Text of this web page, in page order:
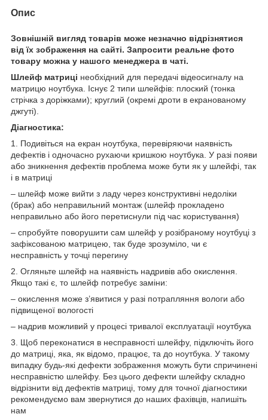
Опис
Зовнішній вигляд товарів може незначно відрізнятися
від їх зображення на сайті. Запросити реальне фото
товару можна у нашого менеджера в чаті.
Шлейф матриці необхідний для передачі відеосигналу на
матрицю ноутбука. Існує 2 типи шлейфів: плоский (тонка
стрічка з доріжками); круглий (окремі дроти в екранованому
джгуті).
Діагностика:
1. Подивіться на екран ноутбука, перевіряючи наявність
дефектів і одночасно рухаючи кришкою ноутбука. У разі появи
або зникнення дефектів проблема може бути як у шлейфі, так
і в матриці
– шлейф може вийти з ладу через конструктивні недоліки
(брак) або неправильний монтаж (шлейф прокладено
неправильно або його перетиснули під час користування)
– спробуйте поворушити сам шлейф у розібраному ноутбуці з
зафіксованою матрицею, так буде зрозуміло, чи є
несправність у точці перегину
2. Огляньте шлейф на наявність надривів або окислення.
Якщо такі є, то шлейф потребує заміни:
– окислення може з’явитися у разі потрапляння вологи або
підвищеної вологості
– надрив можливий у процесі тривалої експлуатації ноутбука
3. Щоб переконатися в несправності шлейфу, підключіть його
до матриці, яка, як відомо, працює, та до ноутбука. У такому
випадку будь-які дефекти зображення можуть бути спричинені
несправністю шлейфу. Без цього дефекти шлейфу складно
відрізнити від дефектів матриці, тому для точної діагностики
рекомендуємо вам звернутися до наших фахівців, напишіть
нам